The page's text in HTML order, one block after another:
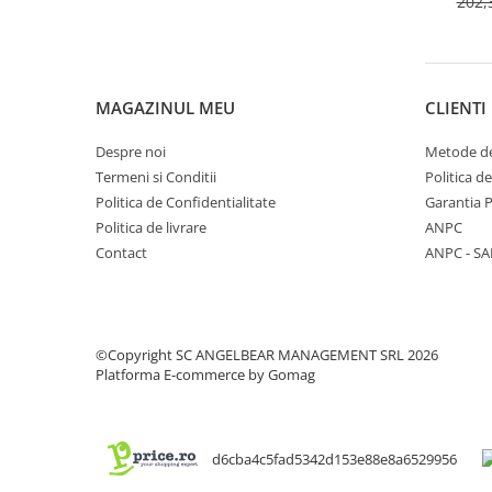
MAGAZINUL MEU
Despre noi
Termeni si Conditii
Politica de Confidentialitate
Politica de livrare
Contact
CLIENTI
Metode
Politica
Garantia
ANPC
ANPC -
©Copyright SC ANGELBEAR MANAGEMENT SRL 2026
Platforma E-commerce by Gomag
d6cba4c5fad5342d153e88e8a6529956